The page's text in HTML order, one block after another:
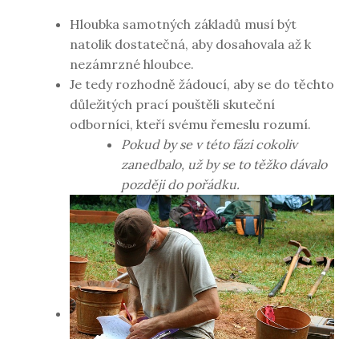
Hloubka samotných základů musí být
natolik dostatečná, aby dosahovala až k
nezámrzné hloubce.
Je tedy rozhodně žádoucí, aby se do těchto
důležitých prací pouštěli skuteční
odborníci, kteří svému řemeslu rozumí.
Pokud by se v této fázi cokoliv
zanedbalo, už by se to těžko dávalo
později do pořádku.